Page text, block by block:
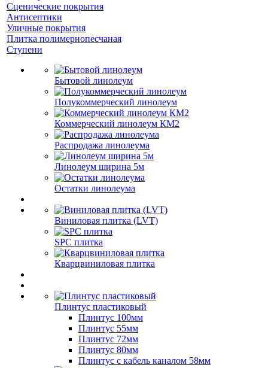
Сценические покрытия
Антисептики
Уличные покрытия
Плитка полимернопесчаная
Ступени
Бытовой линолеум
Полукоммерческий линолеум
Коммерческий линолеум КМ2
Распродажа линолеума
Линолеум ширина 5м
Остатки линолеума
Виниловая плитка (LVT)
SPC плитка
Кварцвиниловая плитка
Плинтус пластиковый
Плинтус 100мм
Плинтус 55мм
Плинтус 72мм
Плинтус 80мм
Плинтус с кабель каналом 58мм